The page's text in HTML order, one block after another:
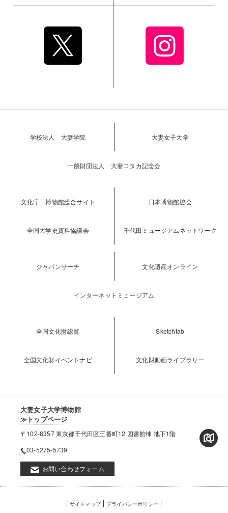
学校法人 大妻学院 大妻女子大学
一般財団法人 大妻コタカ記念会
文化庁 博物館総合サイト 日本博物館協会
全国大学史資料協議会 千代田ミュージアムネットワーク
ジャパンサーチ 文化遺産オンライン
インターネットミュージアム
全国文化財総覧 Sketchfab
全国文化財イベントナビ 文化財動画ライブラリー
大妻女子大学博物館
≫トップページ
〒102-8357 東京都千代田区三番町12 図書館棟 地下1階
03-5275-5739
お問い合わせフォーム
サイトマップ プライバシーポリシー